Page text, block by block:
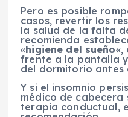
Pero es posible
casos, revertir los
la salud de la falta
recomienda
«higiene del sueño«,
frente a la pantalla
del dormitorio antes
Y si el insomnio
médico de cabecera
terapia conductual,